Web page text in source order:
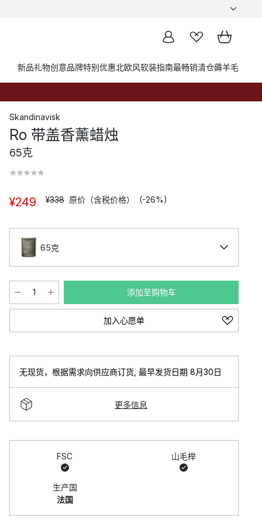
新品礼物创意品牌特别优惠北欧风软装指南最畅销清仓薅羊毛
Skandinavisk
Ro 带盖香薰蜡烛
65克
¥249 ¥338 原价（含税价格） (-26%)
65克
添加至购物车
加入心愿单
无现货，根据需求向供应商订货 最早发货日期 8月30日
更多信息
FSC 山毛榉
生产国
法国